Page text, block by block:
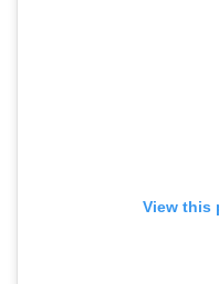
View this